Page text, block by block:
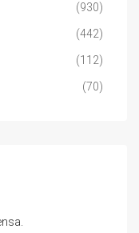
(930)
(442)
(112)
(70)